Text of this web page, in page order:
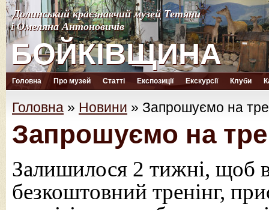
Долинський краєзнавчий музей Тетяни
і Омеляна Антоновичів
БОЙКІВЩИНА
Долинський краєзнавчий музей Тетяни
і Омеляна Антоновичів
БОЙКІВЩИНА
Головна Про музей Статті Експозиції Екскурсії Клуби
Головна » Новини » Запрошуємо на
Запрошуємо на
Залишилося 2 тижні, щоб
безкоштовний тренінг,